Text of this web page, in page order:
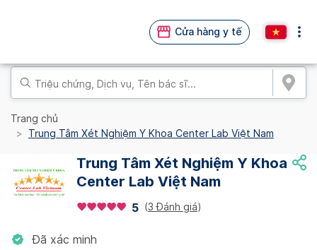
Cửa hàng y tế
Trang chủ
Trung Tâm Xét Nghiệm Y Khoa Center Lab Việt Nam
Trung Tâm Xét Nghiệm Y Khoa
Center Lab Việt Nam
5 (3 Đánh giá)
Đã xác minh